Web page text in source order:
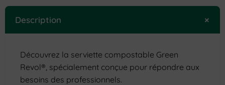
Description +
Découvrez la serviette compostable Green
Revol®, spécialement conçue pour répondre aux
besoins des professionnels.